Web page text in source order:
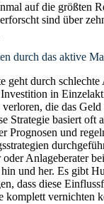
auf die größten
sind über
durch das aktive
geht durch schlechte
in
die das Geld
Strategie basiert oft
Prognosen und
Anlageberater
und her. Es gibt
dass diese
komplett vernichten